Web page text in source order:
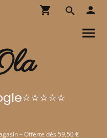
– Offerte dès 59,50 €